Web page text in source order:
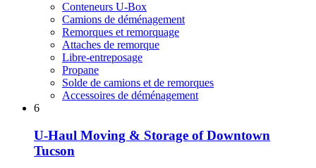
Conteneurs U-Box
Camions de déménagement
Remorques et remorquage
Attaches de remorque
Libre-entreposage
Propane
Solde de camions et de remorques
Accessoires de déménagement
6
U-Haul Moving & Storage of Downtown
Tucson